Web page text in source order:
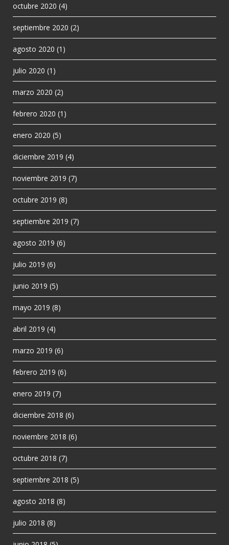
octubre 2020 (4)
septiembre 2020 (2)
agosto 2020 (1)
julio 2020 (1)
marzo 2020 (2)
febrero 2020 (1)
enero 2020 (5)
diciembre 2019 (4)
noviembre 2019 (7)
octubre 2019 (8)
septiembre 2019 (7)
agosto 2019 (6)
julio 2019 (6)
junio 2019 (5)
mayo 2019 (8)
abril 2019 (4)
marzo 2019 (6)
febrero 2019 (6)
enero 2019 (7)
diciembre 2018 (6)
noviembre 2018 (6)
octubre 2018 (7)
septiembre 2018 (5)
agosto 2018 (8)
julio 2018 (8)